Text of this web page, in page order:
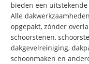
bieden een
Alle
opgepakt, zónder
schoorstenen,
dakgevelreiniging,
schoonmaken en